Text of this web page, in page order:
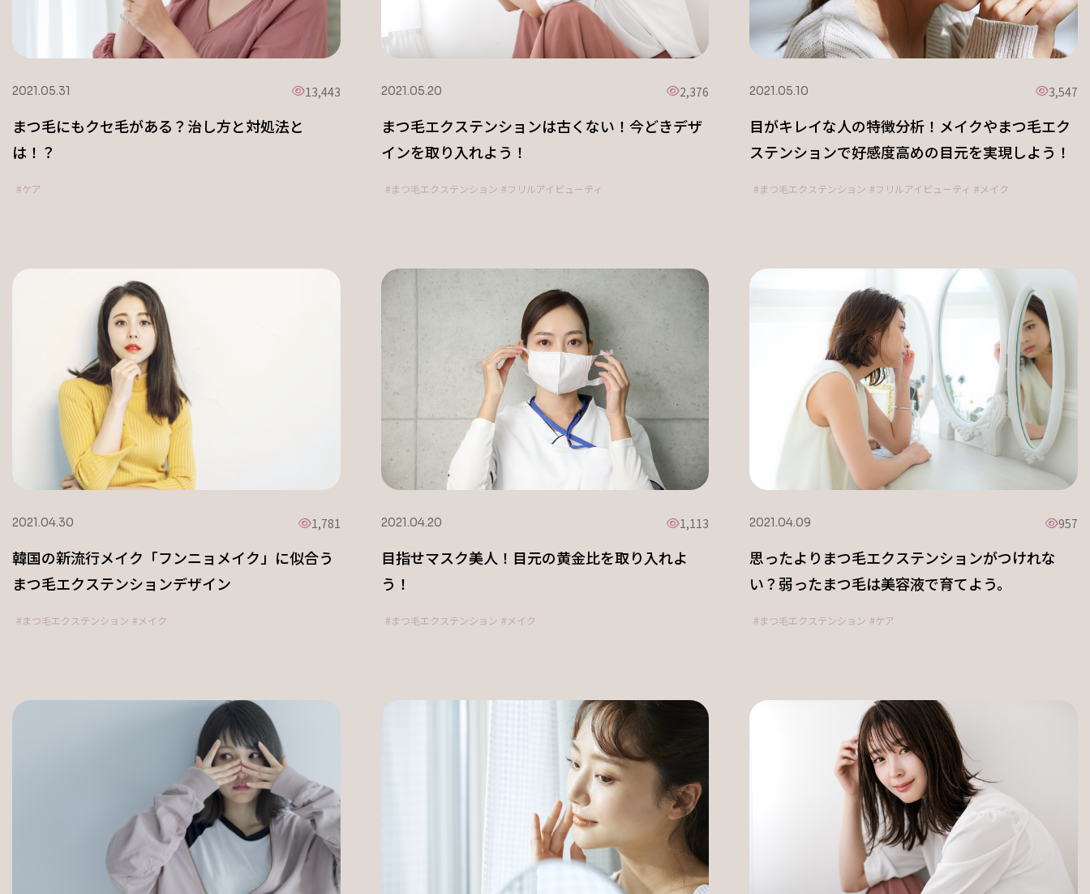
2021.05.31 13,443
まつ毛にもクセ毛がある？治し方と対処法と
は！？
ケア
2021.05.20 2,376
まつ毛エクステンションは古くない！今どきデザ
インを取り入れよう！
まつ毛エクステンション フリルアイビューティ
2021.05.10 3,547
目がキレイな人の特徴分析！メイクやまつ毛エク
ステンションで好感度高めの目元を実現しよう！
まつ毛エクステンション フリルアイビューティ メイク
2021.04.30 1,781
韓国の新流行メイク「フンニョメイク」に似合う
まつ毛エクステンションデザイン
まつ毛エクステンション メイク
2021.04.20 1,113
目指せマスク美人！目元の黄金比を取り入れよ
う！
まつ毛エクステンション メイク
2021.04.09 957
思ったよりまつ毛エクステンションがつけれな
い？弱ったまつ毛は美容液で育てよう。
まつ毛エクステンション ケア